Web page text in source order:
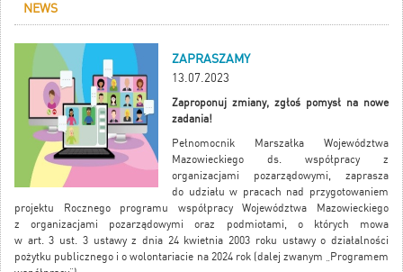
NEWS
ZAPRASZAMY
13.07.2023
Zaproponuj zmiany, zgłoś pomysł na nowe
zadania!
Pełnomocnik Marszałka Województwa
Mazowieckiego ds. współpracy z
organizacjami pozarządowymi, zaprasza
do udziału w pracach nad przygotowaniem
projektu Rocznego programu współpracy Województwa Mazowieckiego
z organizacjami pozarządowymi oraz podmiotami, o których mowa
w art. 3 ust. 3 ustawy z dnia 24 kwietnia 2003 roku ustawy o działalności
pożytku publicznego i o wolontariacie na 2024 rok (dalej zwanym „Programem